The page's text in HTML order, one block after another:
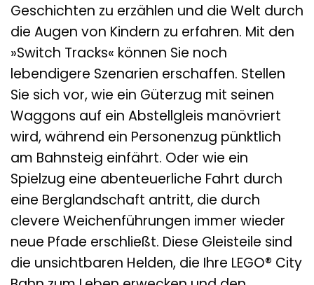
Geschichten zu erzählen und die Welt durch
die Augen von Kindern zu erfahren. Mit den
»Switch Tracks« können Sie noch
lebendigere Szenarien erschaffen. Stellen
Sie sich vor, wie ein Güterzug mit seinen
Waggons auf ein Abstellgleis manövriert
wird, während ein Personenzug pünktlich
am Bahnsteig einfährt. Oder wie ein
Spielzug eine abenteuerliche Fahrt durch
eine Berglandschaft antritt, die durch
clevere Weichenführungen immer wieder
neue Pfade erschließt. Diese Gleisteile sind
die unsichtbaren Helden, die Ihre LEGO® City